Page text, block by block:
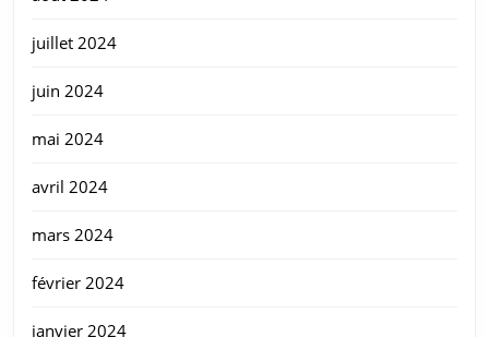
juillet 2024
juin 2024
mai 2024
avril 2024
mars 2024
février 2024
janvier 2024